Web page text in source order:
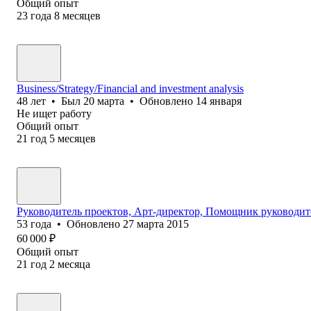
Общий опыт
23 года 8 месяцев
Business/Strategy/Financial and investment analysis
48 лет • Был 20 марта • Обновлено 14 января
Не ищет работу
Общий опыт
21 год 5 месяцев
Руководитель проектов, Арт-директор, Помощник
53 года • Обновлено 27 марта 2015
60 000 ₽
Общий опыт
21 год 2 месяца